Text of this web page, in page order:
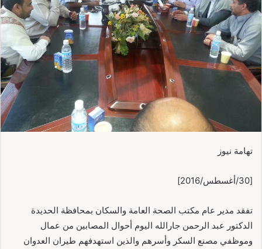
تهامة نيوز
[30/أغسطس/2016]
تفقد مدير عام مكتب الصحة العامة والسكان بمحافظة الحديدة
الدكتور عبد الرحمن جارالله اليوم أحوال المصابين من عمال
وموظفي مصنع السكر وأسرهم والذين استهدفهم طيران العدوان